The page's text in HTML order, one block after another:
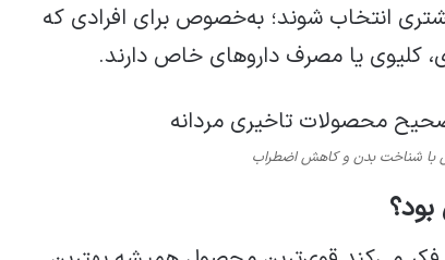
انتخاب شوند؛ به‌خصوص برای افرادی که
کلیوی یا مصرف داروهای خاص دارند.
با شناخت بدن و کاهش اضطراب